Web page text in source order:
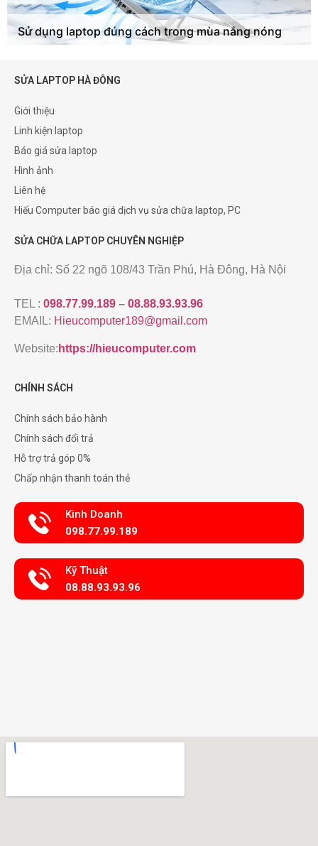
Sử dụng laptop đúng cách trong mùa nắng nóng
SỬA LAPTOP HÀ ĐÔNG
Giới thiệu
Linh kiện laptop
Báo giá sửa laptop
Hình ảnh
Liên hệ
Hiếu Computer báo giá dịch vụ sửa chữa laptop, PC
SỬA CHỮA LAPTOP CHUYÊN NGHIỆP
Địa chỉ: Số 22 ngõ 108/43 Trần Phú, Hà Đông, Hà Nội
TEL : 098.77.99.189 – 08.88.93.93.96
EMAIL: Hieucomputer189@gmail.com
Website: https://hieucomputer.com
CHÍNH SÁCH
Chính sách bảo hành
Chính sách đổi trả
Hỗ trợ trả góp 0%
Chấp nhận thanh toán thẻ
Kinh Doanh
098.77.99.189
Kỹ Thuật
08.88.93.93.96